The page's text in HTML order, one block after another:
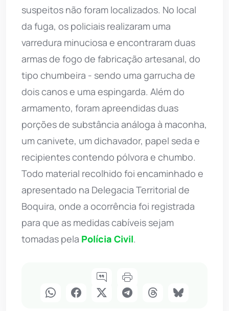
suspeitos não foram localizados. No local
da fuga, os policiais realizaram uma
varredura minuciosa e encontraram duas
armas de fogo de fabricação artesanal, do
tipo chumbeira - sendo uma garrucha de
dois canos e uma espingarda. Além do
armamento, foram apreendidas duas
porções de substância análoga à maconha,
um canivete, um dichavador, papel seda e
recipientes contendo pólvora e chumbo.
Todo material recolhido foi encaminhado e
apresentado na Delegacia Territorial de
Boquira, onde a ocorrência foi registrada
para que as medidas cabíveis sejam
tomadas pela Polícia Civil.